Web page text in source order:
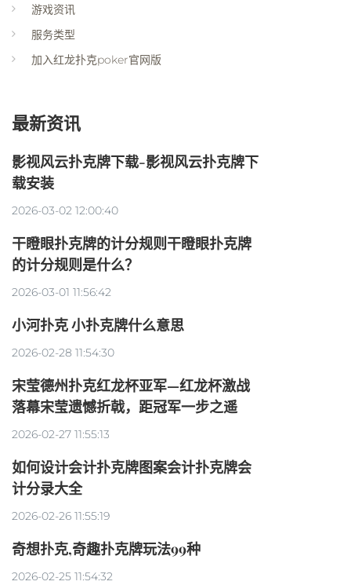
游戏资讯
服务类型
加入红龙扑克poker官网版
最新资讯
影视风云扑克牌下载-影视风云扑克牌下
载安装
2026-03-02 12:00:40
干瞪眼扑克牌的计分规则干瞪眼扑克牌
的计分规则是什么？
2026-03-01 11:56:42
小河扑克 小扑克牌什么意思
2026-02-28 11:54:30
宋莹德州扑克红龙杯亚军—红龙杯激战
落幕宋莹遗憾折戟，距冠军一步之遥
2026-02-27 11:55:13
如何设计会计扑克牌图案会计扑克牌会
计分录大全
2026-02-26 11:55:19
奇想扑克,奇趣扑克牌玩法99种
2026-02-25 11:54:32